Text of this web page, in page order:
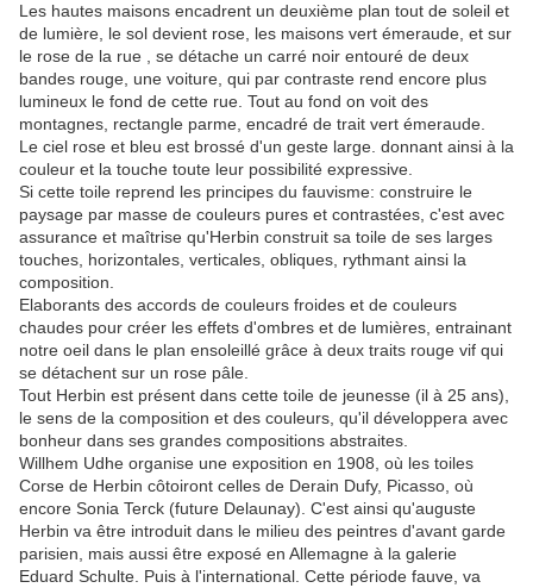
Les hautes maisons encadrent un deuxième plan tout de soleil et
de lumière, le sol devient rose, les maisons vert émeraude, et sur
le rose de la rue , se détache un carré noir entouré de deux
bandes rouge, une voiture, qui par contraste rend encore plus
lumineux le fond de cette rue. Tout au fond on voit des
montagnes, rectangle parme, encadré de trait vert émeraude.
Le ciel rose et bleu est brossé d'un geste large. donnant ainsi à la
couleur et la touche toute leur possibilité expressive.
Si cette toile reprend les principes du fauvisme: construire le
paysage par masse de couleurs pures et contrastées, c'est avec
assurance et maîtrise qu'Herbin construit sa toile de ses larges
touches, horizontales, verticales, obliques, rythmant ainsi la
composition.
Elaborants des accords de couleurs froides et de couleurs
chaudes pour créer les effets d'ombres et de lumières, entrainant
notre oeil dans le plan ensoleillé grâce à deux traits rouge vif qui
se détachent sur un rose pâle.
Tout Herbin est présent dans cette toile de jeunesse (il à 25 ans),
le sens de la composition et des couleurs, qu'il développera avec
bonheur dans ses grandes compositions abstraites.
Willhem Udhe organise une exposition en 1908, où les toiles
Corse de Herbin côtoiront celles de Derain Dufy, Picasso, où
encore Sonia Terck (future Delaunay). C'est ainsi qu'auguste
Herbin va être introduit dans le milieu des peintres d'avant garde
parisien, mais aussi être exposé en Allemagne à la galerie
Eduard Schulte. Puis à l'international. Cette période fauve, va